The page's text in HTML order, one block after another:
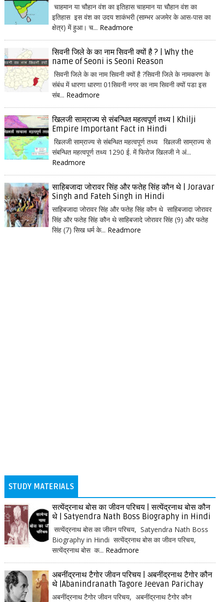
चाहमान या चौहान वंश का इतिहास चाहमान या चौहान वंश का
इतिहास इस वंश का उदय शाकंभरी (साम्भर अजमेर के आस-पास का
क्षेत्र) में हुआ। च... Readmore
सिवनी जिले के का नाम सिवनी क्यों है ? | Why the
name of Seoni is Seoni Reason
सिवनी जिले के का नाम सिवनी क्यों है ?सिवनी जिले के नामकरण के
संबंध में धारणा धारणा 01सिवनी नगर का नाम सिवनी क्यों पडा इस
संब... Readmore
खिलजी साम्राज्य से संबन्धित महत्वपूर्ण तथ्य | Khilji
Empire Important Fact in Hindi
खिलजी साम्राज्य से संबन्धित महत्वपूर्ण तथ्य खिलजी साम्राज्य से
संबन्धित महत्वपूर्ण तथ्य 1290 ई. में फिरोज खिलजी ने अं...
Readmore
साहिबजादा जोरावर सिंह और फतेह सिंह कौन थे | Joravar
Singh and Fateh Singh in Hindi
साहिबजादा जोरावर सिंह और फतेह सिंह कौन थे साहिबजादा जोरावर
सिंह और फतेह सिंह कौन थे साहिबजादे जोरावर सिंह (9) और फतेह
सिंह (7) सिख धर्म के... Readmore
STUDY MATERIALS
सत्येंद्रनाथ बोस का जीवन परिचय | सत्येंद्रनाथ बोस कौन
थे | Satyendra Nath Boss Biography in Hindi
सत्येंद्रनाथ बोस का जीवन परिचय, Satyendra Nath Boss
Biography in Hindi सत्येंद्रनाथ बोस का जीवन परिचय,
सत्येंद्रनाथ बोस क... Readmore
अबनींद्रनाथ टैगोर जीवन परिचय | अबनींद्रनाथ टैगोर कौन
थे |Abanindranath Tagore Jeevan Parichay
अबनींद्रनाथ टैगोर जीवन परिचय, अबनींद्रनाथ टैगोर कौन